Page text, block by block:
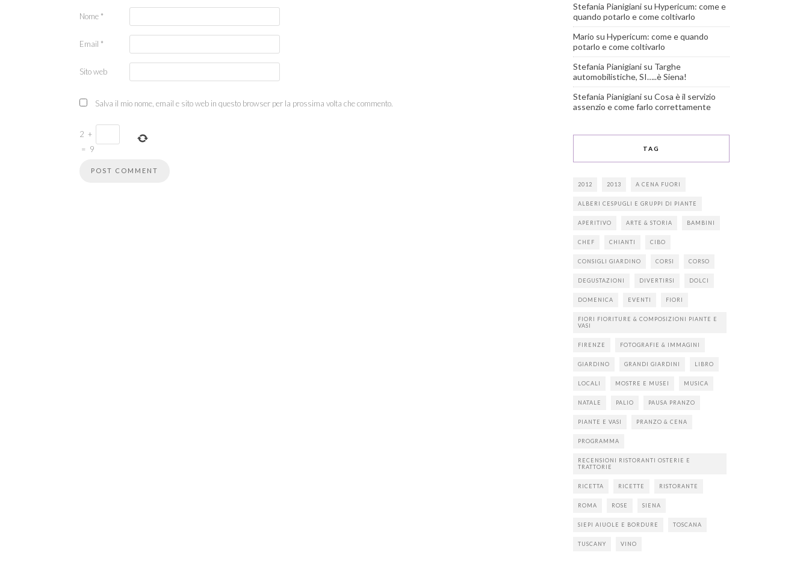
Nome *
Email *
Sito web
Salva il mio nome, email e sito web in questo browser per la prossima volta che commento.
2 +
= 9
Stefania Pianigiani su Hypericum: come e
quando potarlo e come coltivarlo
Mario su Hypericum: come e quando
potarlo e come coltivarlo
Stefania Pianigiani su Targhe
automobilistiche, SI…..è Siena!
Stefania Pianigiani su Cosa è il servizio
assenzio e come farlo correttamente
TAG
2012 2013 A CENA FUORI
ALBERI CESPUGLI E GRUPPI DI PIANTE
APERITIVO ARTE & STORIA BAMBINI
CHEF CHIANTI CIBO
CONSIGLI GIARDINO CORSI CORSO
DEGUSTAZIONI DIVERTIRSI DOLCI
DOMENICA EVENTI FIORI
FIORI FIORITURE & COMPOSIZIONI PIANTE E
VASI
FIRENZE FOTOGRAFIE & IMMAGINI
GIARDINO GRANDI GIARDINI LIBRO
LOCALI MOSTRE E MUSEI MUSICA
NATALE PALIO PAUSA PRANZO
PIANTE E VASI PRANZO & CENA
PROGRAMMA
RECENSIONI RISTORANTI OSTERIE E
TRATTORIE
RICETTA RICETTE RISTORANTE
ROMA ROSE SIENA
SIEPI AIUOLE E BORDURE TOSCANA
TUSCANY VINO